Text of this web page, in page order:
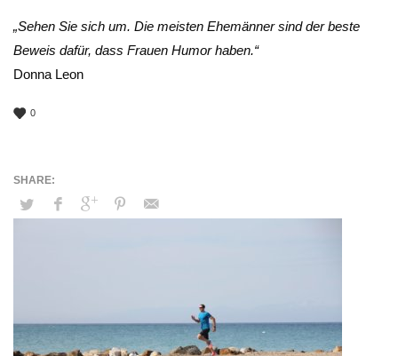
„Sehen Sie sich um. Die meisten Ehemänner sind der beste
Beweis dafür, dass Frauen Humor haben.“
Donna Leon
0